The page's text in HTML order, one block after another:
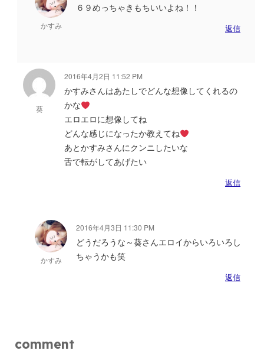
かすみ
６９めっちゃきもちいいよね！！
返信
葵
2016年4月2日 11:52 PM
かすみさんはあたしでどんな想像してくれるの
かな
エロエロに想像してね
どんな感じになったか教えてね
あとかすみさんにクンニしたいな
舌で転がしてあげたい
返信
かすみ
2016年4月3日 11:30 PM
どうだろうな～葵さんエロイからいろいろし
ちゃうかも笑
返信
comment